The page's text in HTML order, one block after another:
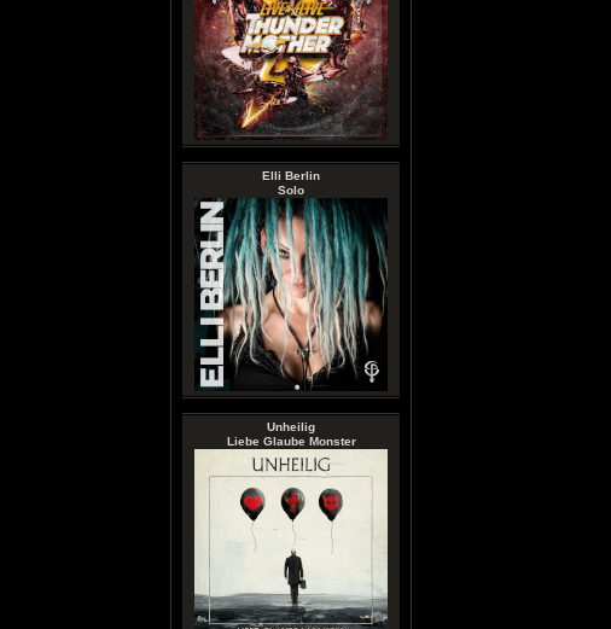
Elli Berlin
Solo
Unheilig
Liebe Glaube Monster